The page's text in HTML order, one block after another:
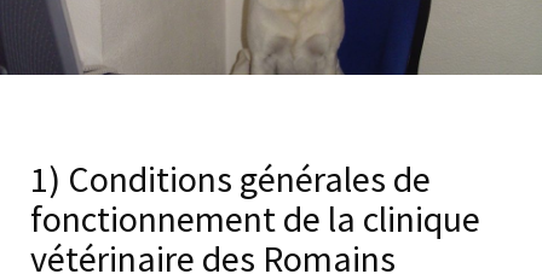
1) Conditions générales de
fonctionnement de la clinique
vétérinaire des Romains